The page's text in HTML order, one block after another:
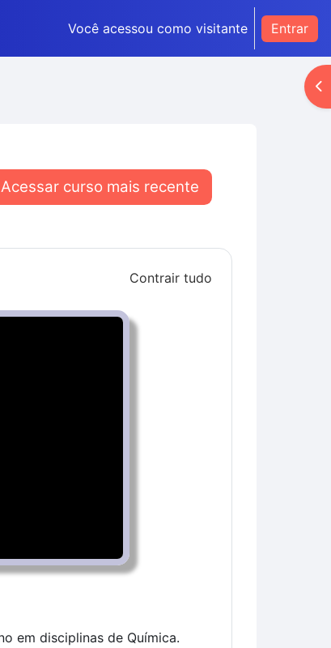
Você acessou como visitante Entrar
Acessar curso mais recente
Contrair tudo
em disciplinas de Química.